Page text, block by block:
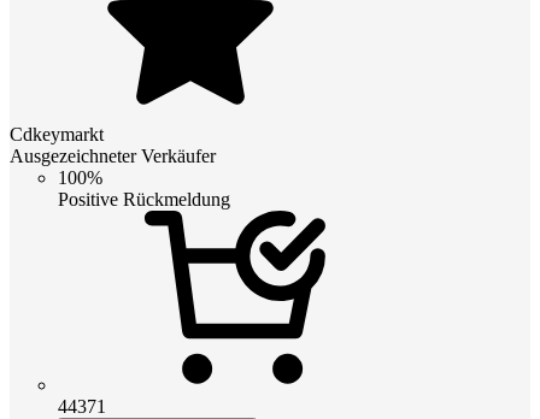
Cdkeymarkt
Ausgezeichneter Verkäufer
100%
Positive Rückmeldung
44371